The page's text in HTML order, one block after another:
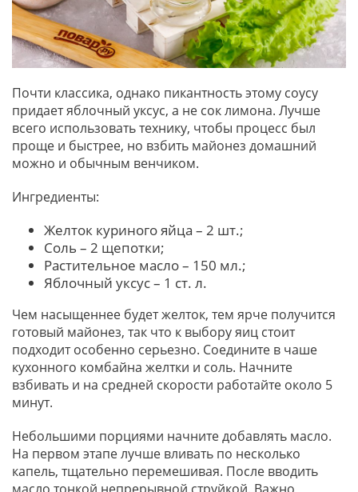
Почти классика, однако пикантность этому соусу
придает яблочный уксус, а не сок лимона. Лучше
всего использовать технику, чтобы процесс был
проще и быстрее, но взбить майонез домашний
можно и обычным венчиком.
Ингредиенты:
Желток куриного яйца – 2 шт.;
Соль – 2 щепотки;
Растительное масло – 150 мл.;
Яблочный уксус – 1 ст. л.
Чем насыщеннее будет желток, тем ярче получится
готовый майонез, так что к выбору яиц стоит
подходит особенно серьезно. Соедините в чаше
кухонного комбайна желтки и соль. Начните
взбивать и на средней скорости работайте около 5
минут.
Небольшими порциями начните добавлять масло.
На первом этапе лучше вливать по несколько
капель, тщательно перемешивая. После вводить